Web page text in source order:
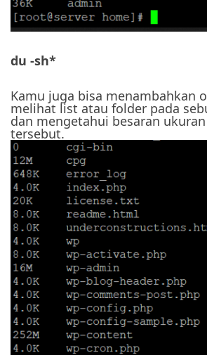
du -sh*
Kamu juga bisa menambahkan
melihat list atau folder pada
dan mengetahui besaran
tersebut.